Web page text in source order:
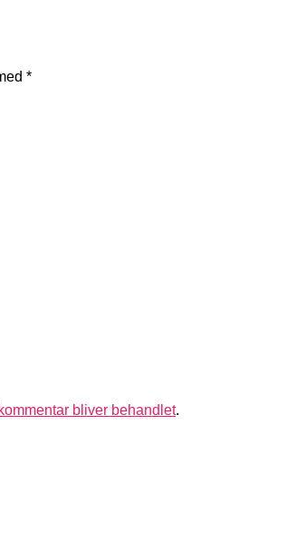
*
bliver behandlet.